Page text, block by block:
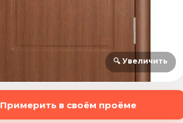
🔍 Увеличить
Примерить в своём проёме